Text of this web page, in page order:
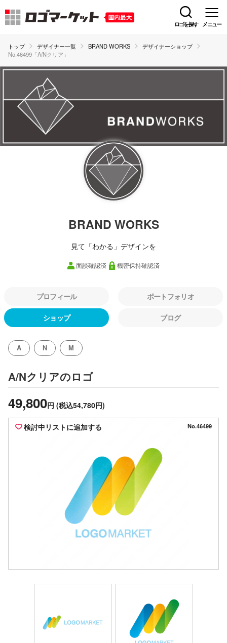
ロゴを探す メニュー
トップ デザイナー一覧 BRAND WORKS
デザイナーショップ
No.46499「A/Nクリア」
BRAND WORKS
見て「わかる」デザインを
面談確認済 機密保持確認済
プロフィール ポートフォリオ
ショップ ブログ
A N M
A/Nクリアのロゴ
49,800円 (税込54,780円)
検討中リストに追加する No.46499